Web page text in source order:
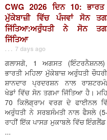
CWG 2026 ਦਿਨ 10:
ਮੁੱਕੇਬਾਜ਼ੀ ਵਿੱਚ ਪੰਜਵਾਂ ਸੋਨ
ਜਿੱਤਿਆ:ਅਰੁੰਧਤੀ ਨੇ ਸੋਨ
ਜਿੱਤਿਆ
. . . 7 days ago
ਗਲਾਸਗੋ, 1 ਅਗਸਤ
ਭਾਰਤੀ ਮਹਿਲਾ ਮੁੱਕੇਬਾਜ਼ ਅਰੁੰਧਤੀ
ਸ਼ਾਨਦਾਰ ਪ੍ਰਦਰਸ਼ਨ ਨਾਲ
ਖੇਡਾਂ ਵਿੱਚ ਸੋਨ ਤਗਮਾ ਜਿੱਤਿਆ ਹੈ।
70 ਕਿਲੋਗ੍ਰਾਮ ਵਰਗ ਦੇ ਫਾਈਨਲ
ਅਰੁੰਧਤੀ ਨੇ ਸਰਬਸੰਮਤੀ ਨਾਲ ਫੈਸਲੇ
ਰਾਹੀਂ ਇੱਕ ਪਾਸੜ ਮੁਕਾਬਲੇ ਵਿੱਚ ਇੰਗਲੈਂਡ
...